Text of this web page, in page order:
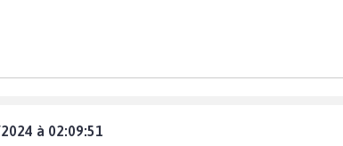
à 02:09:51